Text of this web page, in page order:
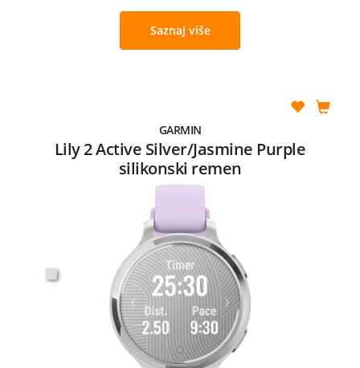
Saznaj više
GARMIN
Lily 2 Active Silver/Jasmine Purple
silikonski remen